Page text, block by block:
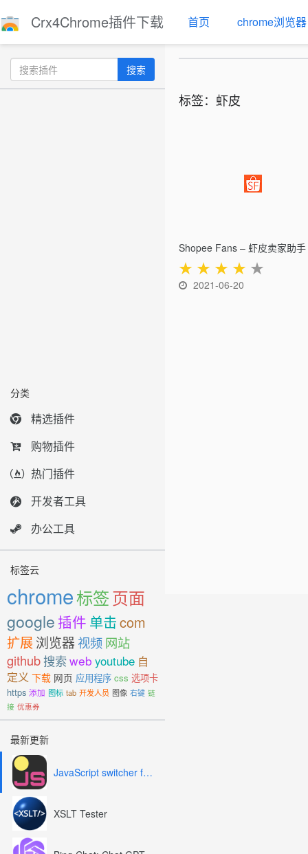
Crx4Chrome插件下载 首页 chrome浏览器
搜索
分类
精选插件
购物插件
热门插件
开发者工具
办公工具
标签云
chrome标签页面
google 插件 单击com
扩展浏览器 视频网站
github搜索web youtube 自
定义 下载 网页 应用程序 css 选项卡
https 添加 图标 tab 开发人员 图像 右键 链
接 优惠券
最新更新
JavaScript switcher for SEO and development
XSLT Tester
标签：虾皮
Shopee Fans – 虾皮卖家助手
★ ★ ★ ★ ★
2021-06-20